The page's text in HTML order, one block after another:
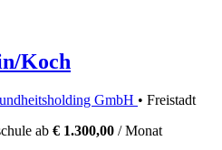
Koch
GmbH • Freistadt
ab € 1.300,00 / Monat